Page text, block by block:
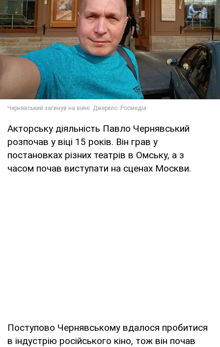
Акторську діяльність Павло Чернявський
розпочав у віці 15 років. Він грав у
постановках різних театрів в Омську, а з
часом почав виступати на сценах Москви.
Поступово Чернявському вдалося пробитися
в індустрію російського кіно, тож він почав